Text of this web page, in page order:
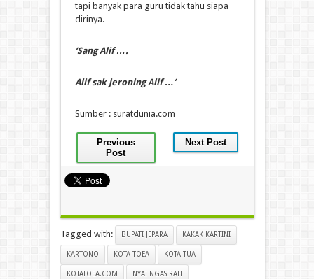
tapi banyak para guru tidak tahu siapa
dirinya.
‘Sang Alif ….
Alif sak jeroning Alif …’
Sumber : suratdunia.com
Previous
Post
Next Post
Tagged with: BUPATI JEPARA KAKAK KARTINI
KARTONO KOTA TOEA KOTA TUA
KOTATOEA.COM NYAI NGASIRAH